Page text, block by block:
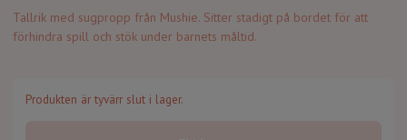
Tallrik med sugpropp från Mushie. Sitter stadigt på bordet för att
förhindra spill och stök under barnets måltid.
Produkten är tyvärr slut i lager.